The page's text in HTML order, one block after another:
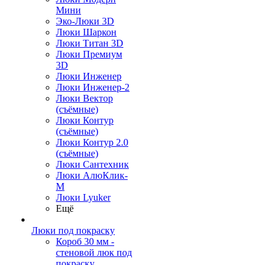
Мини
Эко-Люки 3D
Люки Шаркон
Люки Титан 3D
Люки Премиум
3D
Люки Инженер
Люки Инженер-2
Люки Вектор
(съёмные)
Люки Контур
(съёмные)
Люки Контур 2.0
(съёмные)
Люки Сантехник
Люки АлюКлик-
М
Люки Lyuker
Ещё
Люки под покраску
Короб 30 мм -
стеновой люк под